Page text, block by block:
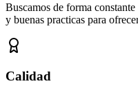
Buscamos de forma
y buenas practicas para
Calidad